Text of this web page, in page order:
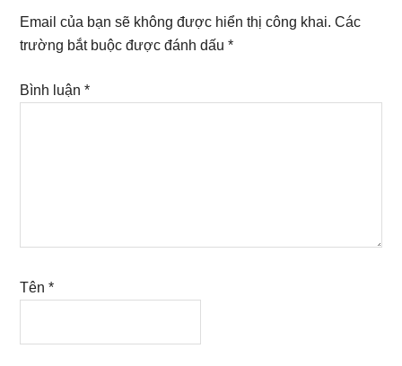
Interactions
Email của bạn sẽ không được hiển thị công khai. Các
trường bắt buộc được đánh dấu*
Bình luận*
Tên*